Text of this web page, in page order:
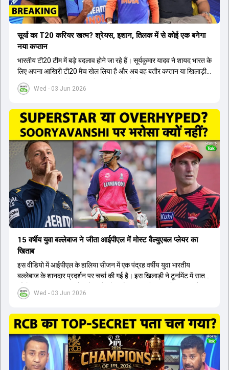
Wed - 03 Jun 2026
सूर्या का T20 करियर खत्म? श्रेयस, इशान, तिलक में से कोई एक बनेगा
नया कप्तान
भारतीय टी20 टीम में बड़े बदलाव होने जा रहे हैं। सूर्यकुमार यादव ने शायद भारत के
लिए अपना आखिरी टी20 मैच खेल लिया है और अब वह बतौर कप्तान या खिलाड़ी
टीम का हिस्सा नहीं होंगे। आयरलैंड और इंग्लैंड के खिलाफ आगामी टी20 सीरीज के
लिए नए कप्तान की तलाश जारी है। इस रेस में श्रेयस अय्यर सबसे आगे चल रहे
पटेल इस रेस में काफी पीछे हैं, जबकि संजू सैमसन और रजत पाटीदार कप्तानी की
दौड़ से बाहर हैं। आगामी सीरीज के लिए वैभव सूर्यवंशी को तीसरे ओपनर के तौर पर
टीम में शामिल किया जाएगा, जबकि अभिषेक शर्मा और संजू सैमसन पहली पसंद
होंगे। इसके अलावा नीतीश रेड्डी को बतौर ऑलराउंडर ज्यादा मौके मिलेंगे। अजीत
अगरकर की अगुवाई वाली चयन समिति और कोच गौतम गंभीर आगामी टी20 वर्ल्ड
कप और 2028 ओलंपिक के लिए लंबी अवधि का विजन लेकर चल रहे हैं।
Wed - 03 Jun 2026
15 वर्षीय युवा बल्लेबाज ने जीता आईपीएल में मोस्ट वैल्युएबल प्लेयर का
खिताब
इस वीडियो में आईपीएल के हालिया सीजन में एक पंद्रह वर्षीय युवा भारतीय
बल्लेबाज के शानदार प्रदर्शन पर चर्चा की गई है। इस खिलाड़ी ने टूर्नामेंट में सात
सौ छिहत्तर रन बनाकर ऑरेंज कैप और मोस्ट वैल्युएबल प्लेयर का खिताब अपने नाम
किया है। वीडियो में बताया गया है कि ऑस्ट्रेलियाई टीम के वर्तमान कप्तान और
ऑस्ट्रेलियाई कप्तान के अनुसार, शुरुआत में लोगों को इस खिलाड़ी के प्रदर्शन पर
संदेह था, लेकिन अब उसने खुद को एक बेहतरीन बल्लेबाज साबित कर दिया है जो
गेंद को बाउंड्री के काफी पार मारने की क्षमता रखता है। वहीं, इंग्लैंड के पूर्व कप्तान
ने कहा कि टूर्नामेंट जीतने वाली टीम के अलावा इस सीजन की सबसे बड़ी बात इस
युवा खिलाड़ी का प्रदर्शन रहा है, जिसे देखने के लिए स्टेडियम में भारी भीड़ उमड़ती